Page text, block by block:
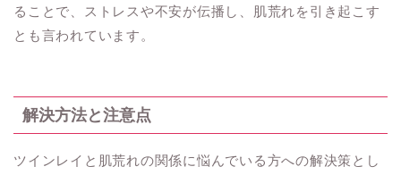
ることで、ストレスや不安が伝播し、肌荒れを引き起こす
とも言われています。
解決方法と注意点
ツインレイと肌荒れの関係に悩んでいる方への解決策とし